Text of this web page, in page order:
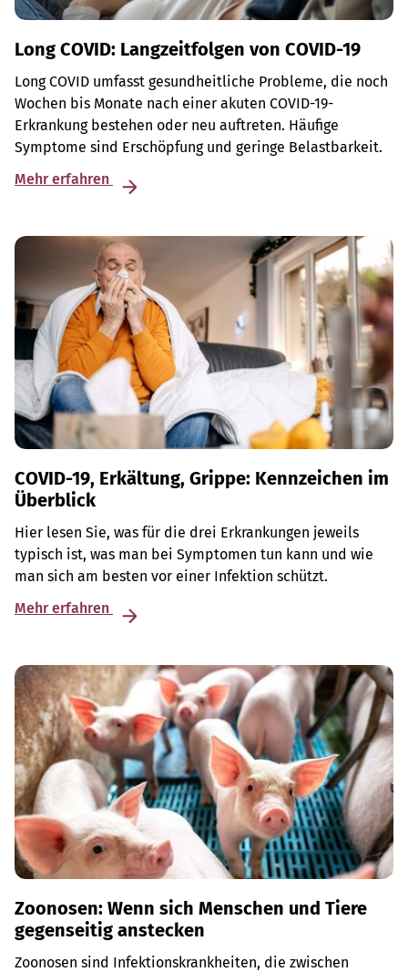
Long COVID: Langzeitfolgen von COVID-19
Long COVID umfasst gesundheitliche Probleme, die noch
Wochen bis Monate nach einer akuten COVID-19-
Erkrankung bestehen oder neu auftreten. Häufige
Symptome sind Erschöpfung und geringe Belastbarkeit.
Mehr erfahren
COVID-19, Erkältung, Grippe: Kennzeichen im
Überblick
Hier lesen Sie, was für die drei Erkrankungen jeweils
typisch ist, was man bei Symptomen tun kann und wie
man sich am besten vor einer Infektion schützt.
Mehr erfahren
Zoonosen: Wenn sich Menschen und Tiere
gegenseitig anstecken
Zoonosen sind Infektionskrankheiten, die zwischen